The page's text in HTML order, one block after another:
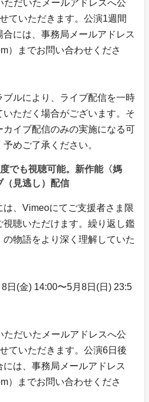
だいたメールアドレスへ公
ていただきます。公演1週間
には、事務局メールアドレス
）までお問い合わせくださ
ルにより、ライブ配信を一時
ただく場合がございます。そ
イブ配信のみの実施になる可
めご了承ください。
でも視聴可能。新作能〈媽
（見逃し）配信
は、Vimeoにてご支援者さま限
聴いただけます。繰り返し鑑
物語をより深く理解していた
(金) 14:00〜5月8日(日) 23:5
だいたメールアドレスへ公
ていただきます。公演6日後
は、事務局メールアドレス
）までお問い合わせくださ